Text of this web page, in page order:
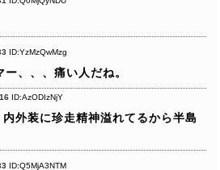
ID:YzMzQwMzg
ー、、、痛い人だね。
ID:AzODIzNjY
内外装に珍走精神溢れてるから半島
ID:Q5MjA3NTM